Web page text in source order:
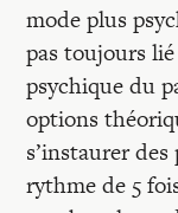
mode plus
pas toujours
psychique du
options
s’instaurer
rythme de 5